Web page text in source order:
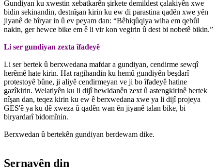
Gundiyan ku xwestin xebatkarên şirkete demildest çalakiyên xwe
bidin sekinandin, destnîşan kirin ku ew di parastina qadên xwe yên
jiyanê de bîryar in û ev peyam dan: “Bêhiqûqiya wiha em qebûl
nakin, ger hewce bike em ê li vir kon vegirin û dest bi nobetê bikin.”
Li ser gundiyan zexta îfadeyê
Li ser bertek û berxwedana mafdar a gundiyan, cendirme sewqî
herêmê hate kirin. Hat ragihandin ku hemû gundiyên beşdarî
protestoyê bûne, ji aliyê cendirmeyan ve ji bo îfadeyê hatine
gazîkirin. Welatiyên ku li dijî hewldanên zext û astengkirinê bertek
nîşan dan, teqez kirin ku ew ê berxwedana xwe ya li dijî projeya
GES'ê ya ku dê xweza û qadên wan ên jiyanê talan bike, bi
biryardarî bidomînin.
Berxwedan û bertekên gundiyan berdewam dike.
Sernavên din